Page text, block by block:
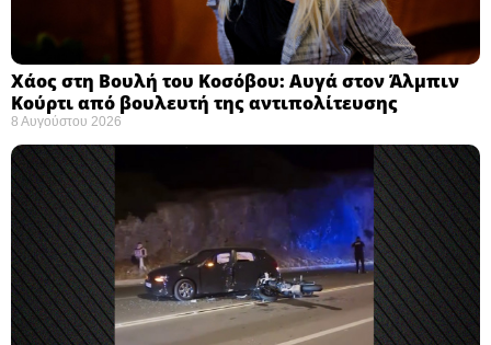
Χάος στη Βουλή του Κοσόβου: Αυγά στον Άλμπιν
Κούρτι από βουλευτή της αντιπολίτευσης
8 Αυγούστου 2026